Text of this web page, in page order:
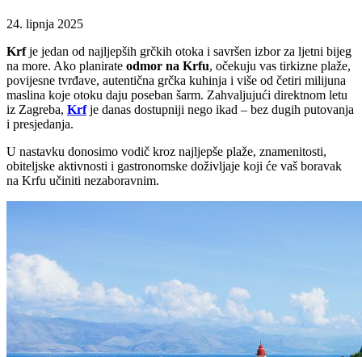
24. lipnja 2025
Krfje jedan od najljepših grčkih otoka i savršen izbor za ljetni bijeg
na more. Ako planirate odmor na Krfu, očekuju vas tirkizne plaže,
povijesne tvrđave, autentična grčka kuhinja i više od četiri milijuna
maslina koje otoku daju poseban šarm. Zahvaljujući direktnom letu
iz Zagreba, Krfje danas dostupniji nego ikad – bez dugih putovanja
i presjedanja.
U nastavku donosimo vodič kroz najljepše plaže, znamenitosti,
obiteljske aktivnosti i gastronomske doživljaje koji će vaš boravak
na Krfu učiniti nezaboravnim.